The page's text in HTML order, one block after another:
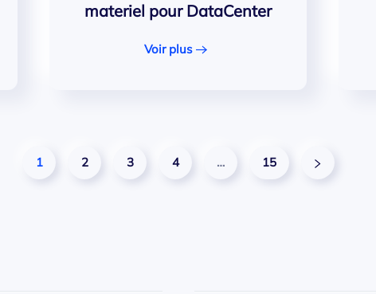
materiel pour DataCenter
Voir plus
1 2 3 4 … 15